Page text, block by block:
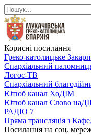
Корисні посилання
Греко-католицьке
Єпархіальний
Логос-ТВ
Єпархіальний
Ютюб канал ХоДІМ
Ютюб канал Слово
РАДІО 7
Пряма трансляція з
Посилання на соц.